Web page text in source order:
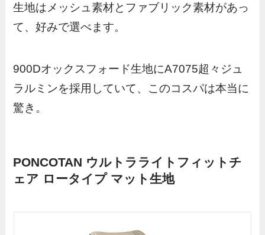
生地はメッシュ素材とファブリック素材があっ
て、好みで選べます。
900Dオックスフォード生地にA7075超々ジュ
ラルミンを採用していて、このコスパは本当に
驚き。
PONCOTAN ウルトラライトフィットチ
ェア ロータイプ マット生地